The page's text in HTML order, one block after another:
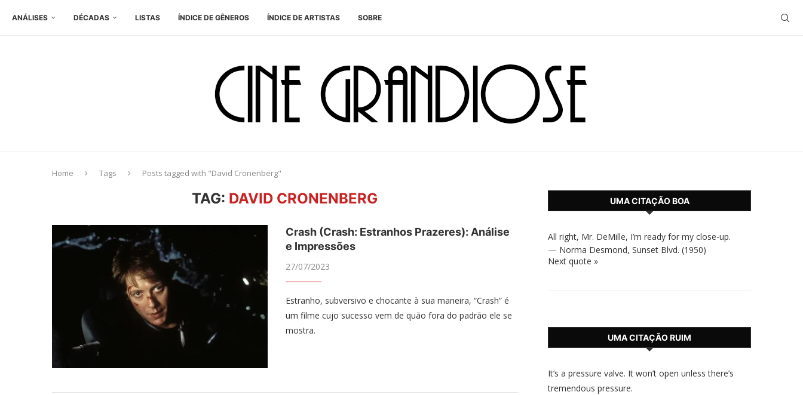
ANÁLISES DÉCADAS LISTAS ÍNDICE DE GÊNEROS ÍNDICE DE ARTISTAS SOBRE
Home Tags Posts tagged with "David Cronenberg"
TAG: DAVID CRONENBERG
Crash (Crash: Estranhos Prazeres): Análise
e Impressões
27/07/2023
Estranho, subversivo e chocante à sua maneira, “Crash” é
um filme cujo sucesso vem de quão fora do padrão ele se
mostra.
UMA CITAÇÃO BOA
All right, Mr. DeMille, I’m ready for my close-up.
— Norma Desmond, Sunset Blvd. (1950)
Next quote »
UMA CITAÇÃO RUIM
It’s a pressure valve. It won’t open unless there’s
tremendous pressure.